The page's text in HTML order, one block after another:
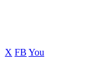
Х FB You